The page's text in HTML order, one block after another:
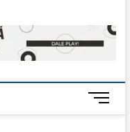
B
o